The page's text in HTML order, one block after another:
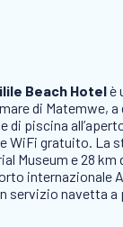
Beach Hotelè
di Matemwe, a
di piscina
WiFi gratuito. La
Museum e 28
internazionale
servizio navetta a